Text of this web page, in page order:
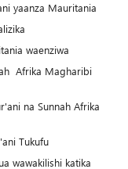
yaanza Mauritania
waenziwa
Afrika Magharibi
na Sunnah Afrika
Tukufu
wawakilishi katika